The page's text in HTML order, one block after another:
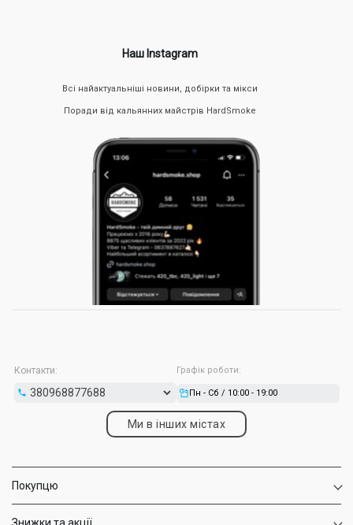
Наш Instagram
Всі найактуальніші новини, добірки та мікси
Поради від кальянних майстрів HardSmoke
Контакти: Графік роботи:
Пн - Сб / 10:00 - 19:00
Ми в інших містах
Покупцю